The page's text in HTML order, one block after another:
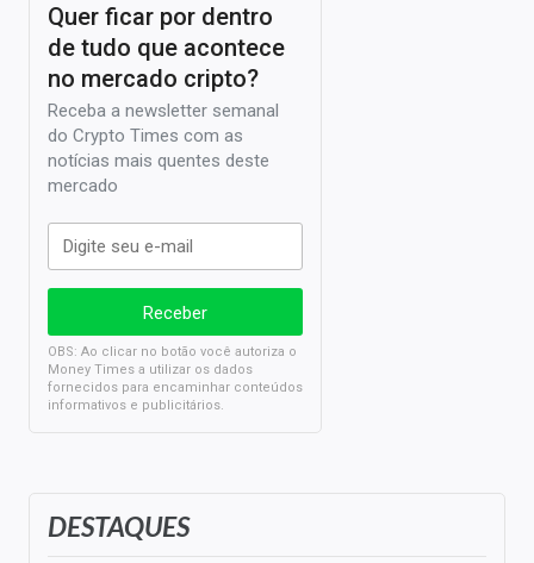
DESTAQUES
Quer ficar por dentro
de tudo que acontece
no mercado cripto?
Receba a newsletter semanal
do Crypto Times com as
notícias mais quentes deste
mercado
OBS: Ao clicar no botão você autoriza o
Money Times a utilizar os dados
fornecidos para encaminhar conteúdos
informativos e publicitários.